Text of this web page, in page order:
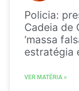
Policia:
Cadeia de
‘massa
estratégia
VER MATÉRIA »